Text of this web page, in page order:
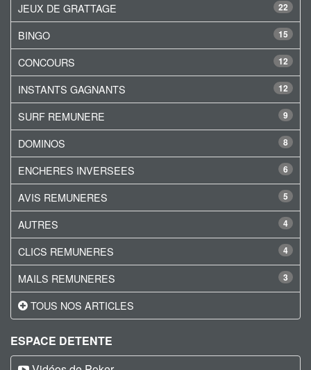
22
JEUX DE GRATTAGE
15
BINGO
12
CONCOURS
12
INSTANTS GAGNANTS
9
SURF REMUNERE
8
DOMINOS
6
ENCHERES INVERSEES
5
AVIS REMUNERES
4
AUTRES
4
CLICS REMUNERES
3
MAILS REMUNERES
TOUS NOS ARTICLES
ESPACE DETENTE